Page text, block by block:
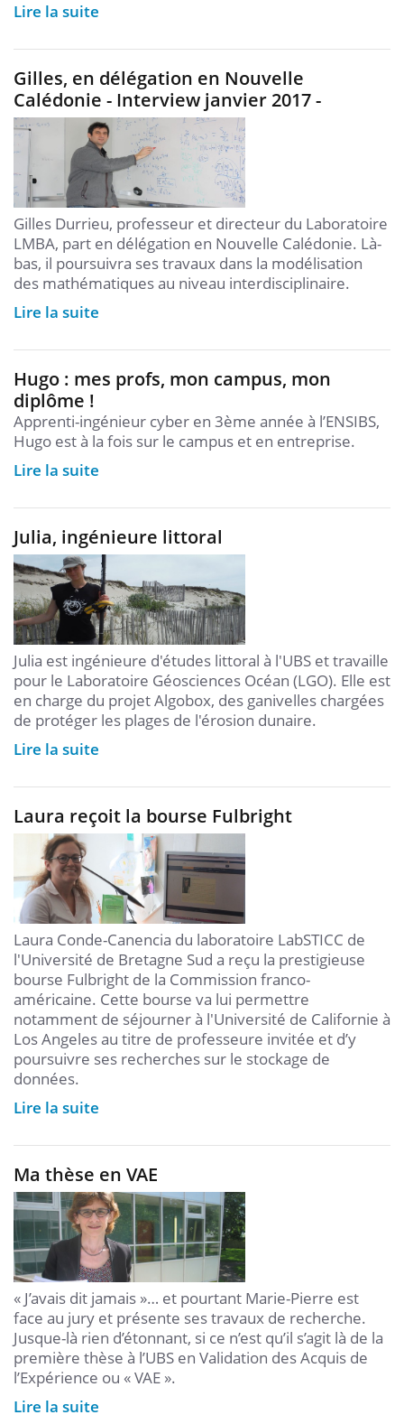
Lire la suite
Gilles, en délégation en Nouvelle
Calédonie - Interview janvier 2017 -
Gilles Durrieu, professeur et directeur du Laboratoire
LMBA, part en délégation en Nouvelle Calédonie. Là-
bas, il poursuivra ses travaux dans la modélisation
des mathématiques au niveau interdisciplinaire.
Lire la suite
Hugo : mes profs, mon campus, mon
diplôme !
Apprenti-ingénieur cyber en 3ème année à l’ENSIBS,
Hugo est à la fois sur le campus et en entreprise.
Lire la suite
Julia, ingénieure littoral
Julia est ingénieure d'études littoral à l'UBS et travaille
pour le Laboratoire Géosciences Océan (LGO). Elle est
en charge du projet Algobox, des ganivelles chargées
de protéger les plages de l'érosion dunaire.
Lire la suite
Laura reçoit la bourse Fulbright
Laura Conde-Canencia du laboratoire LabSTICC de
l'Université de Bretagne Sud a reçu la prestigieuse
bourse Fulbright de la Commission franco-
américaine. Cette bourse va lui permettre
notamment de séjourner à l'Université de Californie à
Los Angeles au titre de professeure invitée et d’y
poursuivre ses recherches sur le stockage de
données.
Lire la suite
Ma thèse en VAE
« J’avais dit jamais »… et pourtant Marie-Pierre est
face au jury et présente ses travaux de recherche.
Jusque-là rien d’étonnant, si ce n’est qu’il s’agit là de la
première thèse à l’UBS en Validation des Acquis de
l’Expérience ou « VAE ».
Lire la suite